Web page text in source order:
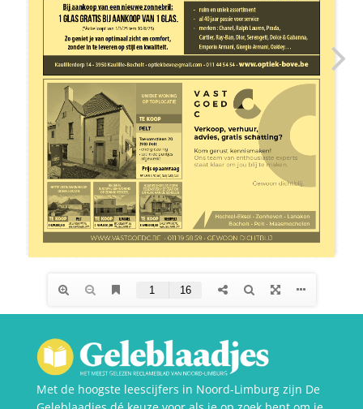
Met de hoogste leescijfers in Noord-Limburg zijn De